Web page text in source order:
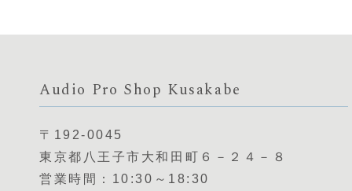
Audio Pro Shop Kusakabe
〒192-0045
東京都八王子市大和田町６－２４－８
営業時間：10:30～18:30